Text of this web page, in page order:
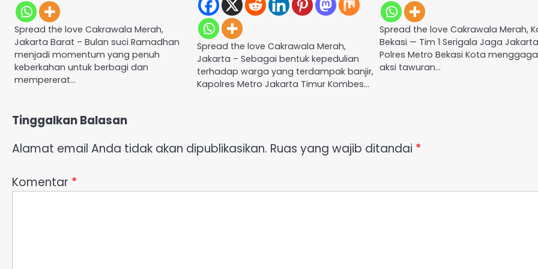
Spread the love Cakrawala Merah,
Jakarta Barat – Bulan suci Ramadhan
menjadi momentum yang penuh
keberkahan untuk berbagi dan
mempererat…
Spread the love Cakrawala Merah,
Jakarta – Sebagai bentuk kepedulian
terhadap warga yang terdampak banjir,
Kapolres Metro Jakarta Timur Kombes…
Spread the love Cakrawala Merah,
Bekasi — Tim 1 Serigala Jaga Jakarta
Polres Metro Bekasi Kota
aksi tawuran…
Tinggalkan Balasan
Alamat email Anda tidak akan dipublikasikan. Ruas yang wajib ditandai *
Komentar *